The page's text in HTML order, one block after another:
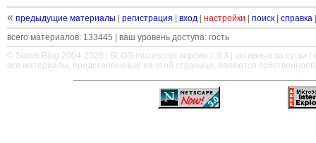
« предыдущие материалы регистрация вход настройки поиск справка
всего материалов: 133445 | ваш уровень доступа: гость
© Stanis.Blog 2004-2026 |
BLOG.microscript версия 1.9.3 | активных за сутки /
все материалы, представленные на этой странице, являются
—————————————————————